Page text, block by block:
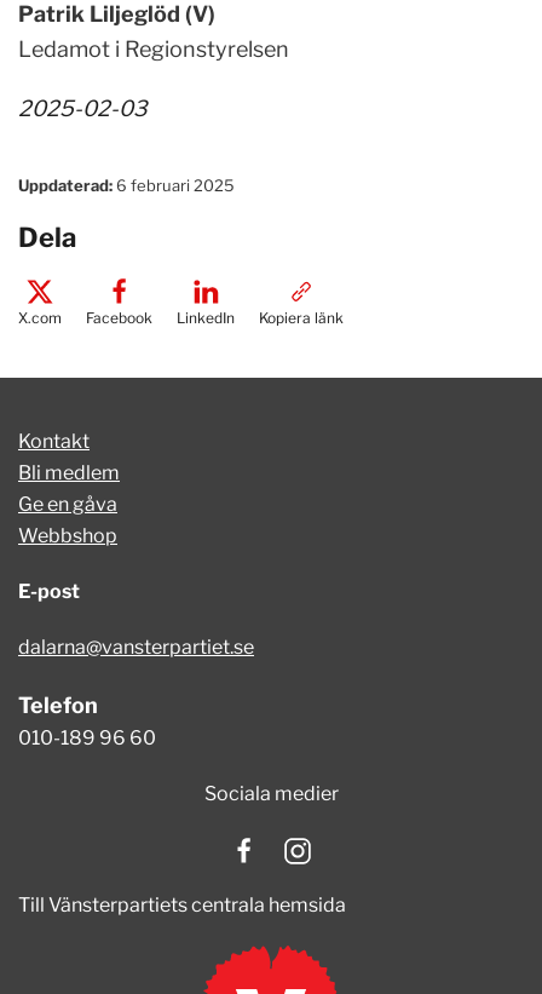
Patrik Liljeglöd (V)
Ledamot i Regionstyrelsen
2025-02-03
Uppdaterad:6 februari 2025
Dela
X.com Facebook LinkedIn Kopiera länk
Kontakt
Bli medlem
Ge en gåva
Webbshop
E-post
dalarna@vansterpartiet.se
Telefon
010-189 96 60
Sociala medier
Till Vänsterpartiets centrala hemsida